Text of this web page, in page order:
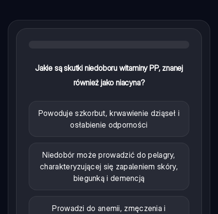
Jakie są skutki niedoboru witaminy PP, znanej
również jako niacyna?
Powoduje szkorbut, krwawienie dziąseł i
osłabienie odporności
Niedobór może prowadzić do pelagry,
charakteryzującej się zapaleniem skóry,
biegunką i demencją
Prowadzi do anemii, zmęczenia i